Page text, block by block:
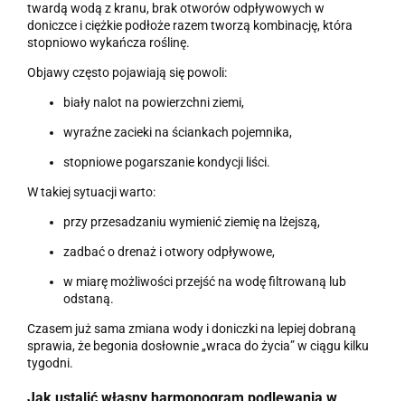
twardą wodą z kranu, brak otworów odpływowych w
doniczce i ciężkie podłoże razem tworzą kombinację, która
stopniowo wykańcza roślinę.
Objawy często pojawiają się powoli:
biały nalot na powierzchni ziemi,
wyraźne zacieki na ściankach pojemnika,
stopniowe pogarszanie kondycji liści.
W takiej sytuacji warto:
przy przesadzaniu wymienić ziemię na lżejszą,
zadbać o drenaż i otwory odpływowe,
w miarę możliwości przejść na wodę filtrowaną lub
odstaną.
Czasem już sama zmiana wody i doniczki na lepiej dobraną
sprawia, że begonia dosłownie „wraca do życia” w ciągu kilku
tygodni.
Jak ustalić własny harmonogram podlewania w